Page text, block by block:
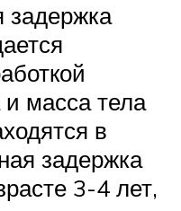
задержка
масса тела
в
задержка
3-4 лет,